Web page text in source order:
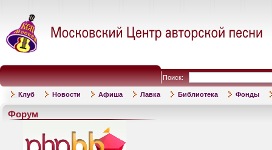
Поиск:
Клуб Новости Афиша Лавка Библиотека Фонды
Форум